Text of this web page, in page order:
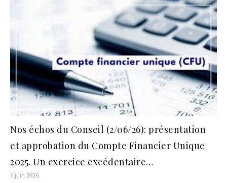
Nos échos du Conseil (2/06/26): présentation
et approbation du Compte Financier Unique
2025. Un exercice excédentaire…
6 juin 2026